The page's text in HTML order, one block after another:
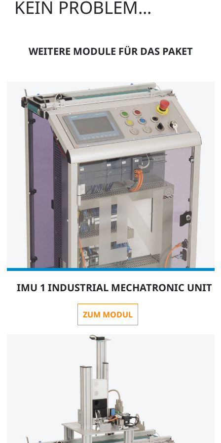
Werkstück-Unterteil schwarz
LM9525
Werkstück Bolzen Aluminium
LM9527
Werkstück Bolzen Kunststoff rot
KEIN PROBLEM...
WEITERE MODULE FÜR DAS PAKET
IMU 1 INDUSTRIAL MECHATRONIC UNIT
ZUM MODUL